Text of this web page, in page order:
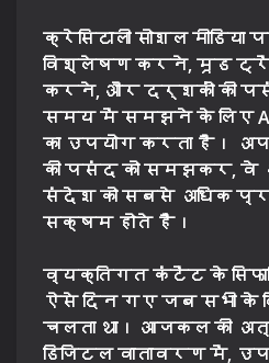
क्रेसिटाली सोशल मीडिया
विश्लेषण करने, मूड
करने, और दर्शकों की
समय में समझने के लिए
का उपयोग करता है।
की पसंद को समझकर, वे
संदेश को सबसे अधिक
सक्षम होते हैं।
व्यक्तिगत कंटेंट के
ऐसे दिन गए जब सभी के
चलता था। आजकल की
डिजिटल वातावरण में,